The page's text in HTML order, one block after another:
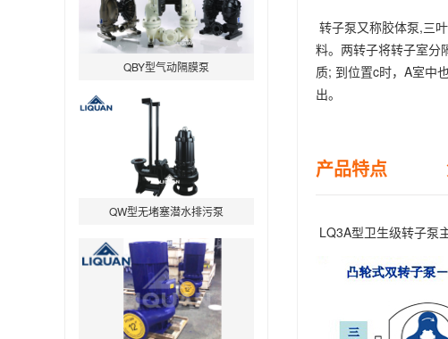
QBY型气动隔膜泵
QW型无堵塞潜水排污泵
IHG立式管道离心泵-不锈钢IHGB
转子泵又称胶体泵,三
料。两转子将转子室
质; 到位置c时，A室中
出。
产品特点 免
LQ3A型卫生级转子泵